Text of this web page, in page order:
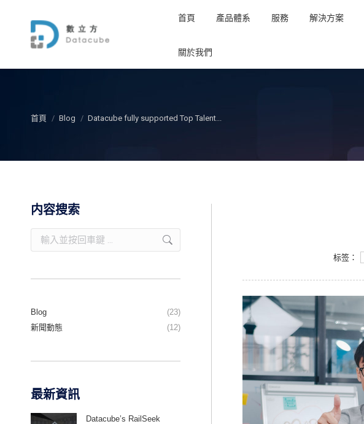
首頁 產品體系 服務 解決方案
關於我們
您在这里：
首頁 Blog Datacube fully supported Top Talent...
标签：
内容搜索
Blog
(23)
新聞動態
(12)
最新資訊
Datacube’s RailSeek